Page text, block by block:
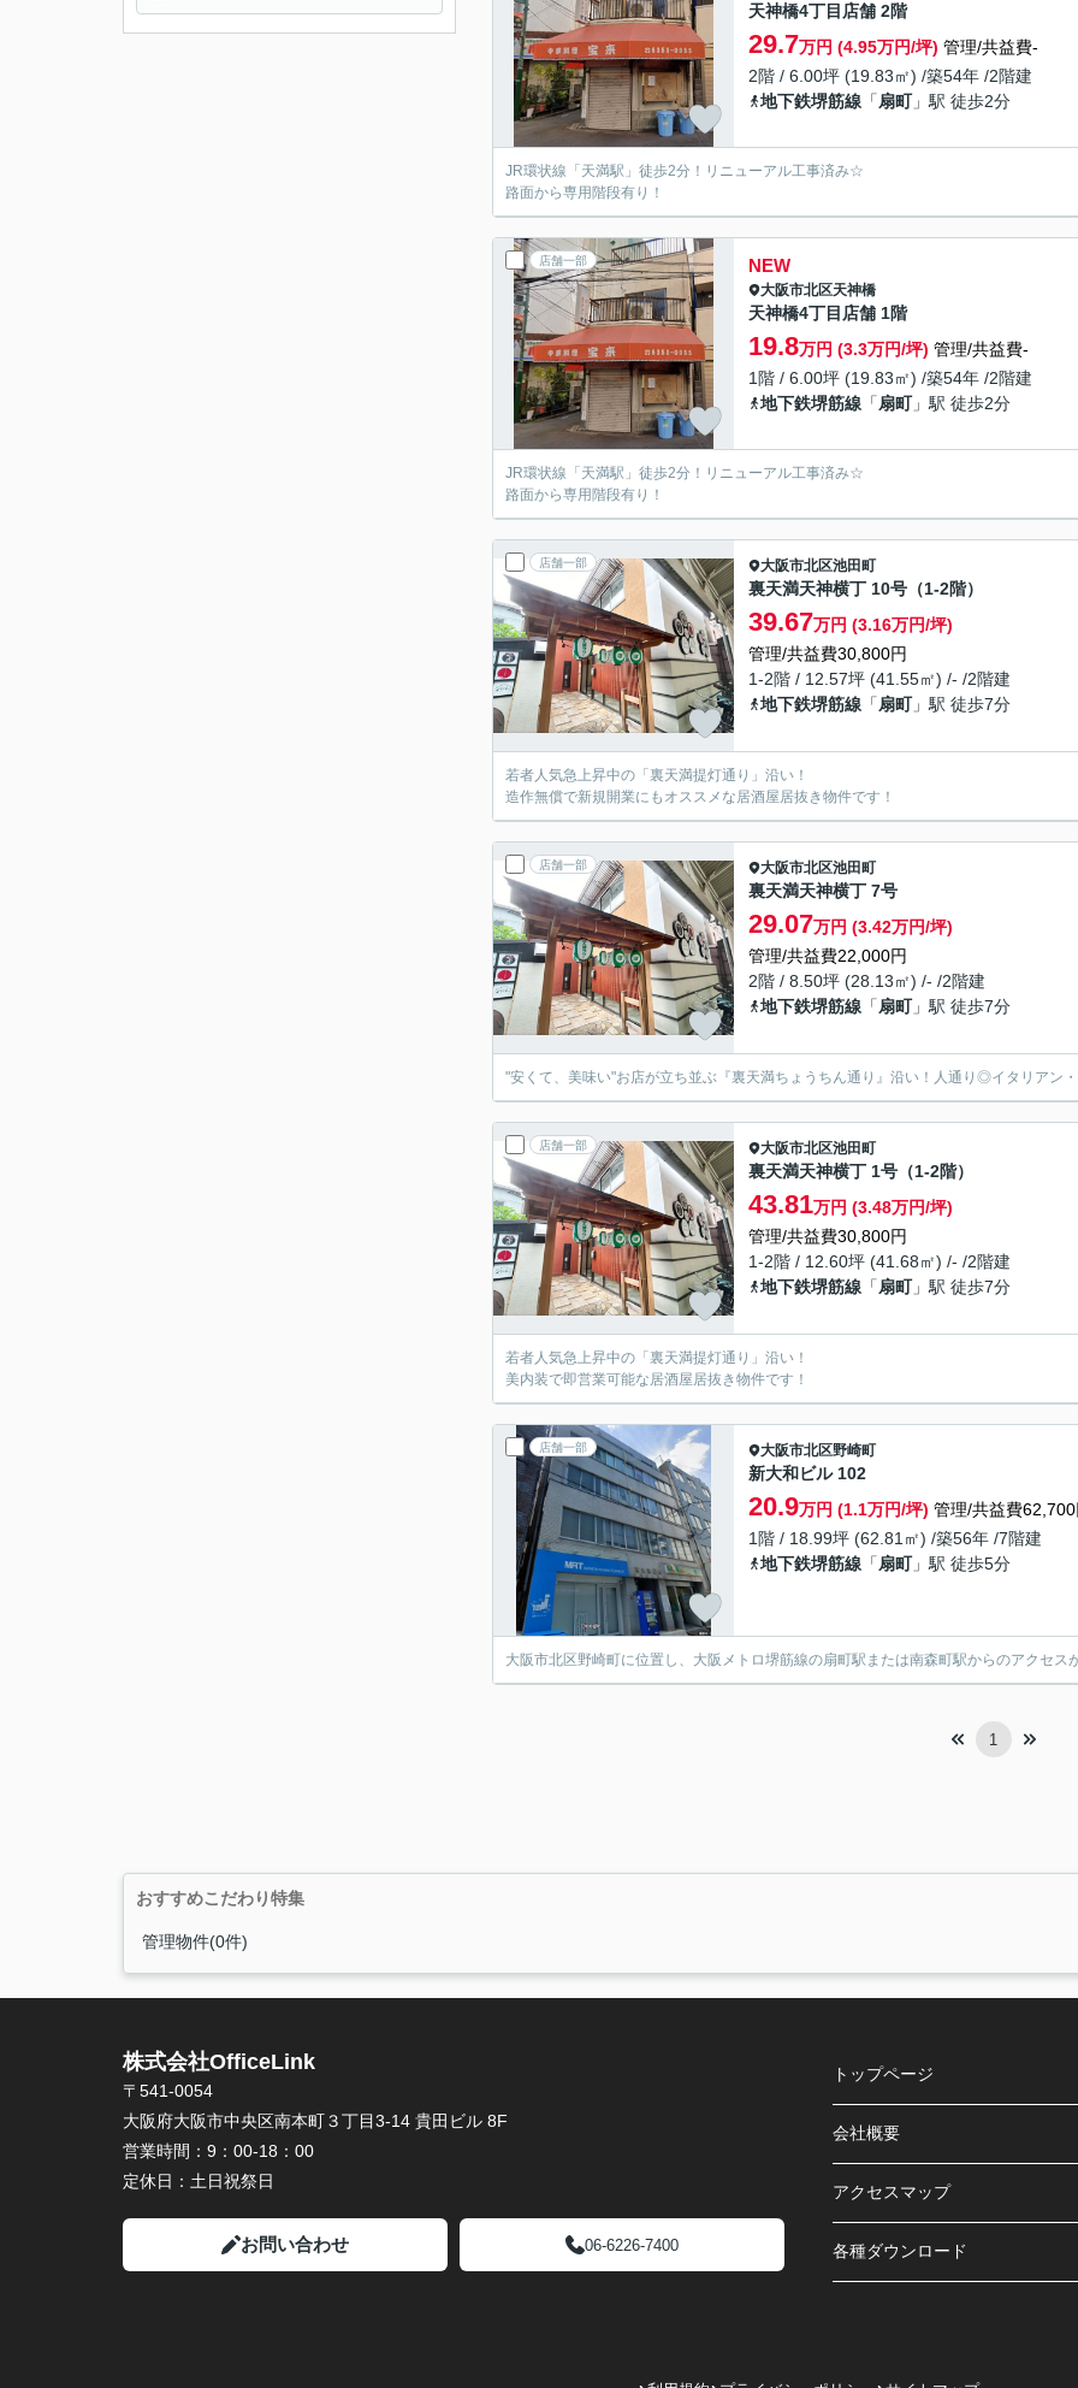
天神橋4丁目店舗 2階
29.7万円 (4.95万円/坪) 管理/共益費-
2階 / 6.00坪 (19.83㎡) /築54年 /2階建
地下鉄堺筋線 「扇町」駅 徒歩2分
JR環状線「天満駅」徒歩2分！リニューアル工事済み☆
路面から専用階段有り！
店舗一部 NEW
大阪市北区天神橋
天神橋4丁目店舗 1階
19.8万円 (3.3万円/坪) 管理/共益費-
1階 / 6.00坪 (19.83㎡) /築54年 /2階建
地下鉄堺筋線 「扇町」駅 徒歩2分
JR環状線「天満駅」徒歩2分！リニューアル工事済み☆
路面から専用階段有り！
店舗一部 大阪市北区池田町
裏天満天神横丁 10号（1-2階）
39.67万円 (3.16万円/坪)
管理/共益費30,800円
1-2階 / 12.57坪 (41.55㎡) /- /2階建
地下鉄堺筋線 「扇町」駅 徒歩7分
若者人気急上昇中の「裏天満提灯通り」沿い！
造作無償で新規開業にもオススメな居酒屋居抜き物件です！
店舗一部 大阪市北区池田町
裏天満天神横丁 7号
29.07万円 (3.42万円/坪)
管理/共益費22,000円
2階 / 8.50坪 (28.13㎡) /- /2階建
地下鉄堺筋線 「扇町」駅 徒歩7分
"安くて、美味い"お店が立ち並ぶ『裏天満ちょうちん通り』沿い！人通り◎イタリアン
店舗一部 大阪市北区池田町
裏天満天神横丁 1号（1-2階）
43.81万円 (3.48万円/坪)
管理/共益費30,800円
1-2階 / 12.60坪 (41.68㎡) /- /2階建
地下鉄堺筋線 「扇町」駅 徒歩7分
若者人気急上昇中の「裏天満提灯通り」沿い！
美内装で即営業可能な居酒屋居抜き物件です！
店舗一部 大阪市北区野崎町
新大和ビル 102
20.9万円 (1.1万円/坪) 管理/共益費
1階 / 18.99坪 (62.81㎡) /築56年 /7階建
地下鉄堺筋線 「扇町」駅 徒歩5分
大阪市北区野崎町に位置し、大阪メトロ堺筋線の扇町駅または南森町駅からのアクセ
1
おすすめこだわり特集
管理物件(0件)
株式会社OfficeLink
〒541-0054
大阪府大阪市中央区南本町３丁目3-14 貴田ビル 8F
営業時間： 9：00-18：00
定休日： 土日祝祭日
お問い合わせ 06-6226-7400
トップページ
会社概要
アクセスマップ
各種ダウンロード